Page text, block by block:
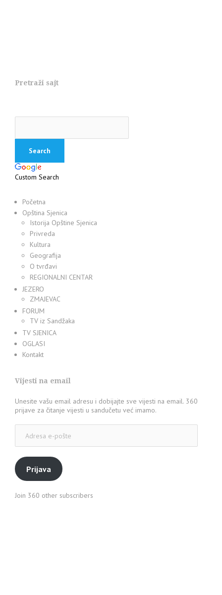
Pretraži sajt
Custom Search
Početna
Opština Sjenica
Istorija Opštine Sjenica
Privreda
Kultura
Geografija
O tvrđavi
REGIONALNI CENTAR
JEZERO
ZMAJEVAC
FORUM
TV iz Sandžaka
TV SJENICA
OGLASI
Kontakt
Vijesti na email
Unesite vašu email adresu i dobijajte sve vijesti na email. 360
prijave za čitanje vijesti u sandučetu već imamo.
pošte
Prijava
Join 360 other subscribers